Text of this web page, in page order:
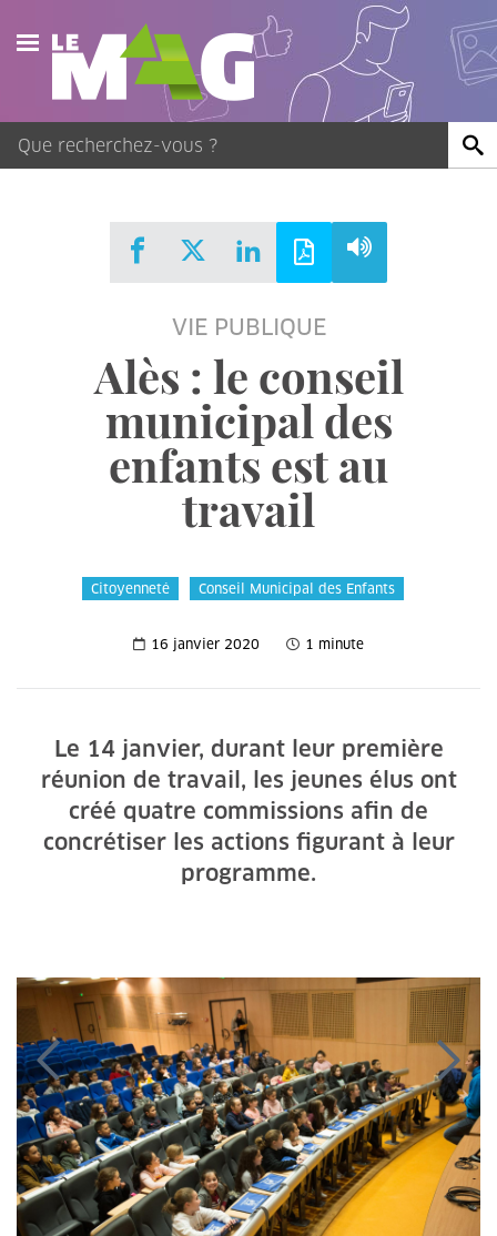
Actualités
Agenda
Publications
VIE PUBLIQUE
Alès : le conseil
municipal des
enfants est au
travail
Citoyenneté Conseil Municipal des Enfants
16 janvier 2020 1 minute
Le 14 janvier, durant leur première
réunion de travail, les jeunes élus ont
créé quatre commissions afin de
concrétiser les actions figurant à leur
programme.